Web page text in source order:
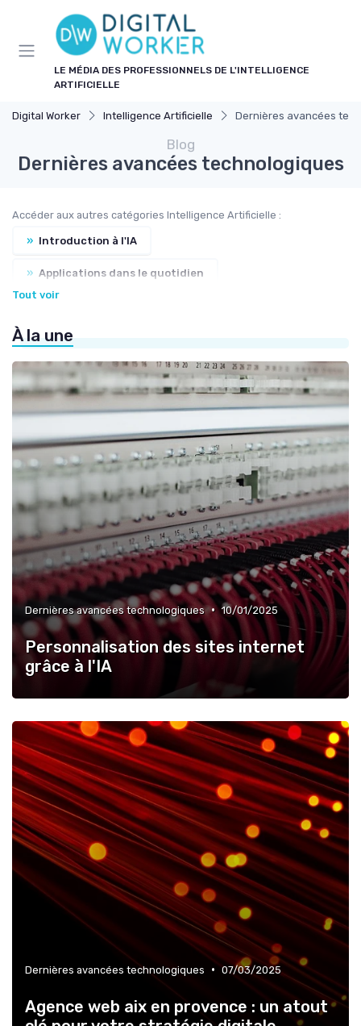
LE MÉDIA DES PROFESSIONNELS DE L'INTELLIGENCE
ARTIFICIELLE
Digital Worker Intelligence Artificielle Dernières avancées
Blog
Dernières avancées technologiques
Accéder aux autres catégories Intelligence Artificielle :
» Introduction à l'IA
» Applications dans le quotidien
Tout voir
À la une
Dernières avancées technologiques • 10/01/2025
Personnalisation des sites internet
grâce à l'IA
Dernières avancées technologiques • 07/03/2025
Agence web aix en provence : un atout